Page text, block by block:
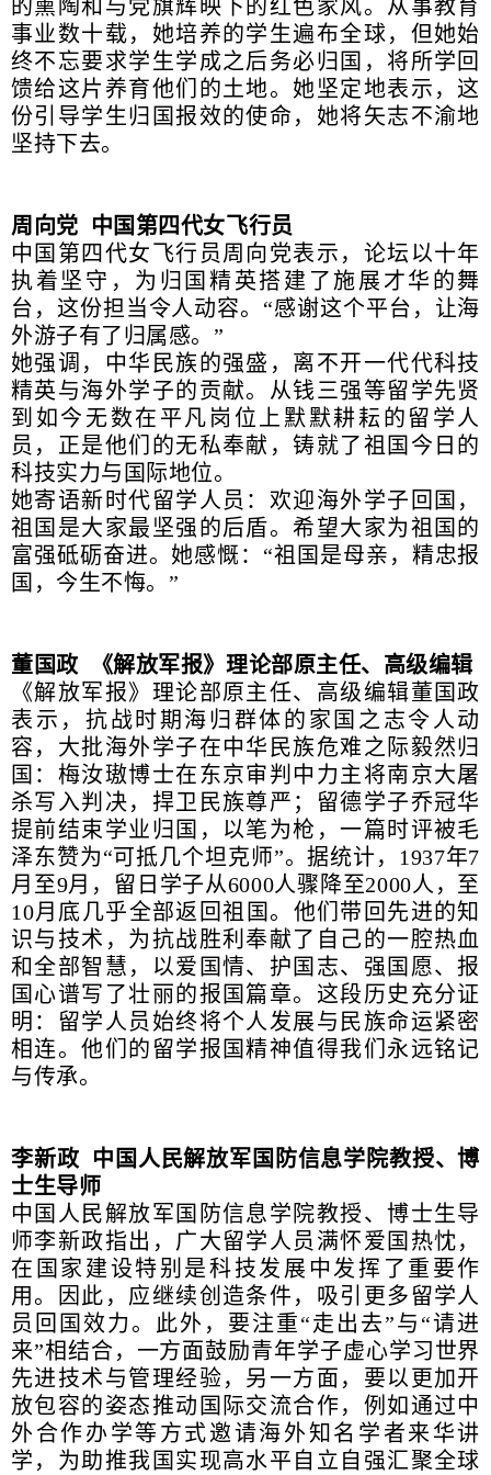
的熏陶和与党旗辉映下的红色家风。从事教育
事业数十载，她培养的学生遍布全球，但她始
终不忘要求学生学成之后务必归国，将所学回
馈给这片养育他们的土地。她坚定地表示，这
份引导学生归国报效的使命，她将矢志不渝地
坚持下去。
周向党 中国第四代女飞行员
中国第四代女飞行员周向党表示，论坛以十年
执着坚守，为归国精英搭建了施展才华的舞
台，这份担当令人动容。“感谢这个平台，让海
外游子有了归属感。”
她强调，中华民族的强盛，离不开一代代科技
精英与海外学子的贡献。从钱三强等留学先贤
到如今无数在平凡岗位上默默耕耘的留学人
员，正是他们的无私奉献，铸就了祖国今日的
科技实力与国际地位。
她寄语新时代留学人员：欢迎海外学子回国，
祖国是大家最坚强的后盾。希望大家为祖国的
富强砥砺奋进。她感慨：“祖国是母亲，精忠报
国，今生不悔。”
董国政 《解放军报》理论部原主任、高级编辑
《解放军报》理论部原主任、高级编辑董国政
表示，抗战时期海归群体的家国之志令人动
容，大批海外学子在中华民族危难之际毅然归
国：梅汝璈博士在东京审判中力主将南京大屠
杀写入判决，捍卫民族尊严；留德学子乔冠华
提前结束学业归国，以笔为枪，一篇时评被毛
泽东赞为“可抵几个坦克师”。据统计，1937年7
月至9月，留日学子从6000人骤降至2000人，至
10月底几乎全部返回祖国。他们带回先进的知
识与技术，为抗战胜利奉献了自己的一腔热血
和全部智慧，以爱国情、护国志、强国愿、报
国心谱写了壮丽的报国篇章。这段历史充分证
明：留学人员始终将个人发展与民族命运紧密
相连。他们的留学报国精神值得我们永远铭记
与传承。
李新政 中国人民解放军国防信息学院教授、博
士生导师
中国人民解放军国防信息学院教授、博士生导
师李新政指出，广大留学人员满怀爱国热忱，
在国家建设特别是科技发展中发挥了重要作
用。因此，应继续创造条件，吸引更多留学人
员回国效力。此外，要注重“走出去”与“请进
来”相结合，一方面鼓励青年学子虚心学习世界
先进技术与管理经验，另一方面，要以更加开
放包容的姿态推动国际交流合作，例如通过中
外合作办学等方式邀请海外知名学者来华讲
学，为助推我国实现高水平自立自强汇聚全球